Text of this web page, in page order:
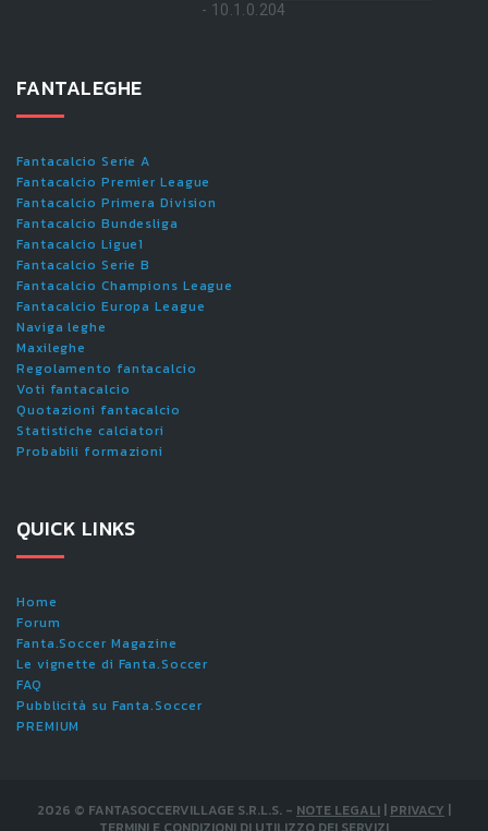
- 10.1.0.204
FANTALEGHE
Fantacalcio Serie A
Fantacalcio Premier League
Fantacalcio Primera Division
Fantacalcio Bundesliga
Fantacalcio Ligue1
Fantacalcio Serie B
Fantacalcio Champions League
Fantacalcio Europa League
Naviga leghe
Maxileghe
Regolamento fantacalcio
Voti fantacalcio
Quotazioni fantacalcio
Statistiche calciatori
Probabili formazioni
QUICK LINKS
Home
Forum
Fanta.Soccer Magazine
Le vignette di Fanta.Soccer
FAQ
Pubblicità su Fanta.Soccer
PREMIUM
2026 © FANTASOCCERVILLAGE S.R.L.S. - NOTE LEGALI | PRIVACY |